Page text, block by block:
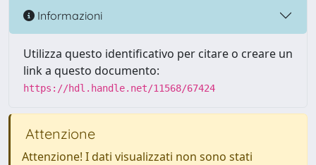
Informazioni
Utilizza questo identificativo per citare o creare un
link a questo documento:
https://hdl.handle.net/11568/67424
Attenzione
Attenzione! I dati visualizzati non sono stati